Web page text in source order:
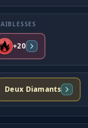
+20
Deux Diamants